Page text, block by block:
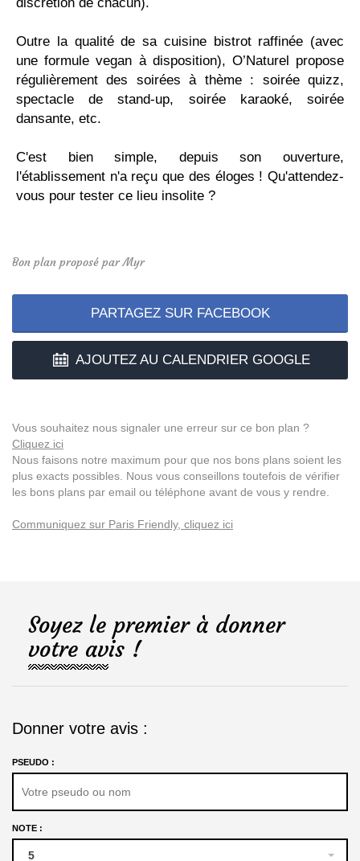
Outre la qualité de sa cuisine bistrot raffinée (avec
une formule vegan à disposition), O’Naturel propose
régulièrement des soirées à thème : soirée quizz,
spectacle de stand-up, soirée karaoké, soirée
dansante, etc.
C'est bien simple, depuis son ouverture,
l'établissement n'a reçu que des éloges ! Qu'attendez-
vous pour tester ce lieu insolite ?
Bon plan proposé par Myr
PARTAGEZ SUR FACEBOOK
AJOUTEZ AU CALENDRIER GOOGLE
Vous souhaitez nous signaler une erreur sur ce bon plan ?
Cliquez ici
Nous faisons notre maximum pour que nos bons plans soient les
plus exacts possibles. Nous vous conseillons toutefois de vérifier
les bons plans par email ou téléphone avant de vous y rendre.
Communiquez sur Paris Friendly, cliquez ici
Soyez le premier à donner
votre avis !
Donner votre avis :
PSEUDO :
NOTE :
5